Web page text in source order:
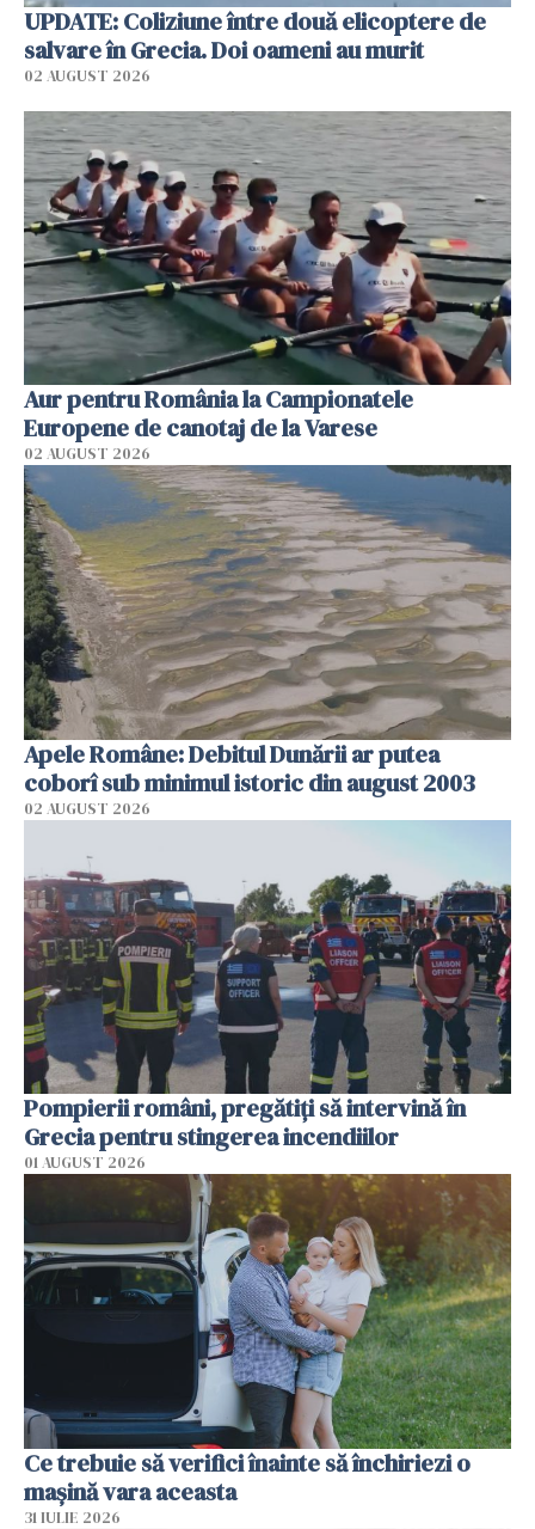
UPDATE: Coliziune între două elicoptere de
salvare în Grecia. Doi oameni au murit
02 AUGUST 2026
Aur pentru România la Campionatele
Europene de canotaj de la Varese
02 AUGUST 2026
Apele Române: Debitul Dunării ar putea
coborî sub minimul istoric din august 2003
02 AUGUST 2026
Pompierii români, pregătiţi să intervină în
Grecia pentru stingerea incendiilor
01 AUGUST 2026
Ce trebuie să verifici înainte să închiriezi o
mașină vara aceasta
31 IULIE 2026